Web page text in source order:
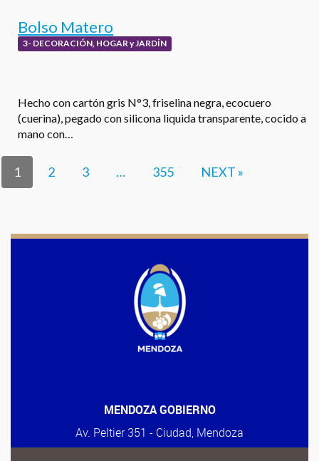
Bolso Matero
3- DECORACIÓN, HOGAR y JARDÍN
Hecho con cartón gris N°3, friselina negra, ecocuero
(cuerina), pegado con silicona liquida transparente, cocido a
mano con…
1 2 3 … 355 NEXT »
MENDOZA GOBIERNO
Av. Peltier 351 - Ciudad, Mendoza